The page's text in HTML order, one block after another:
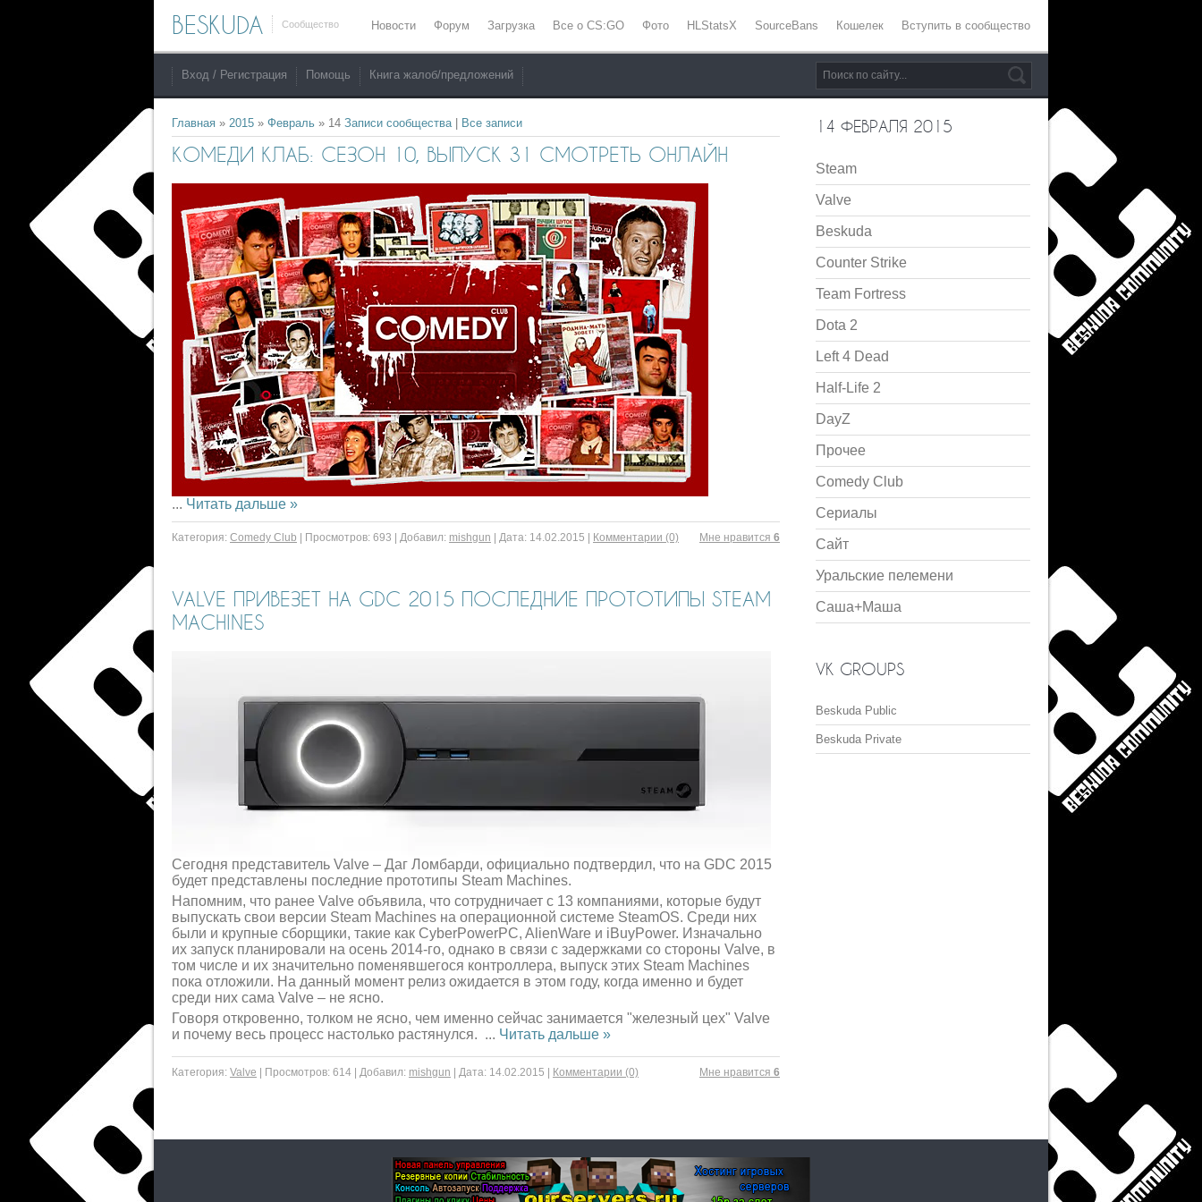
BESKUDA Сообщество Новости Форум Загрузка Все о CS:GO Фото HLStatsX SourceBans Кошелек Вступить в сообщество
Вход / Регистрация Помощь Книга жалоб/предложений
Главная » 2015 » Февраль » 14 Записи сообщества| Все записи
КОМЕДИ КЛАБ: СЕЗОН 10, ВЫПУСК 31 СМОТРЕТЬ ОНЛАЙН
... Читать дальше »
Mне нравится 6
Категория: Comedy Club Просмотров: 693 Добавил: mishgun Дата: 14.02.2015 Комментарии (0)
VALVE ПРИВЕЗЕТ НА GDC 2015 ПОСЛЕДНИЕ ПРОТОТИПЫ STEAM
MACHINES
Сегодня представитель Valve – Даг Ломбарди, официально подтвердил, что на GDC 2015
будет представлены последние прототипы Steam Machines.
Напомним, что ранее Valve объявила, что сотрудничает с 13 компаниями, которые будут
выпускать свои версии Steam Machines на операционной системе SteamOS. Среди них
были и крупные сборщики, такие как CyberPowerPC, AlienWare и iBuyPower. Изначально
их запуск планировали на осень 2014-го, однако в связи с задержками со стороны Valve, в
том числе и их значительно поменявшегося контроллера, выпуск этих Steam Machines
пока отложили. На данный момент релиз ожидается в этом году, когда именно и будет
среди них сама Valve – не ясно.
Говоря откровенно, толком не ясно, чем именно сейчас занимается "железный цех" Valve
и почему весь процесс настолько растянулся. ... Читать дальше »
Mне нравится 6
Категория: Valve Просмотров: 614 Добавил: mishgun Дата: 14.02.2015 Комментарии (0)
14 ФЕВРАЛЯ 2015
Steam
Valve
Beskuda
Counter Strike
Team Fortress
Dota 2
Left 4 Dead
Half-Life 2
DayZ
Прочее
Comedy Club
Сериалы
Сайт
Уральские пелемени
Саша+Маша
VK GROUPS
Beskuda Public
Beskuda Private